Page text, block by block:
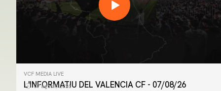
VCF MEDIA LIVE
L'INFORMATIU DEL VALENCIA CF - 07/08/26
07 agosto 2026